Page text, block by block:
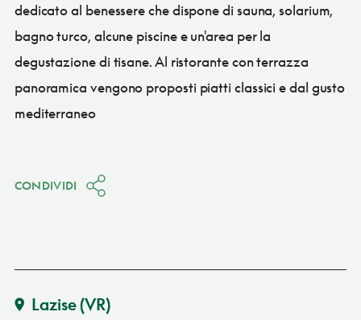
dedicato al benessere che dispone di sauna, solarium,
bagno turco, alcune piscine e un'area per la
degustazione di tisane. Al ristorante con terrazza
panoramica vengono proposti piatti classici e dal gusto
mediterraneo
CONDIVIDI
Lazise(VR)